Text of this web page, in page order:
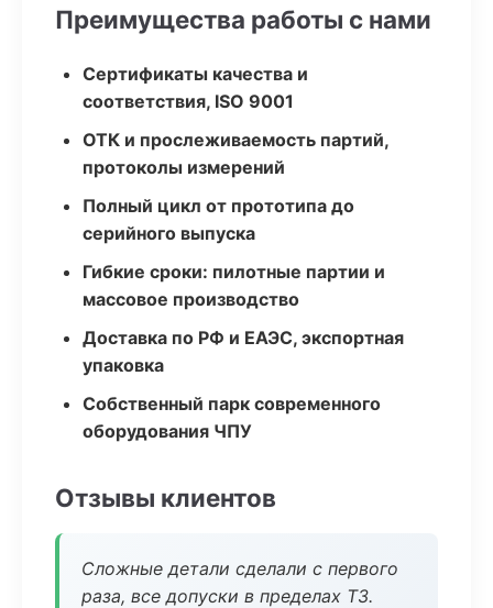
Преимущества работы с нами
Сертификаты качества и
соответствия, ISO 9001
ОТК и прослеживаемость партий,
протоколы измерений
Полный цикл от прототипа до
серийного выпуска
Гибкие сроки: пилотные партии и
массовое производство
Доставка по РФ и ЕАЭС, экспортная
упаковка
Собственный парк современного
оборудования ЧПУ
Отзывы клиентов
Сложные детали сделали с первого
раза, все допуски в пределах ТЗ.